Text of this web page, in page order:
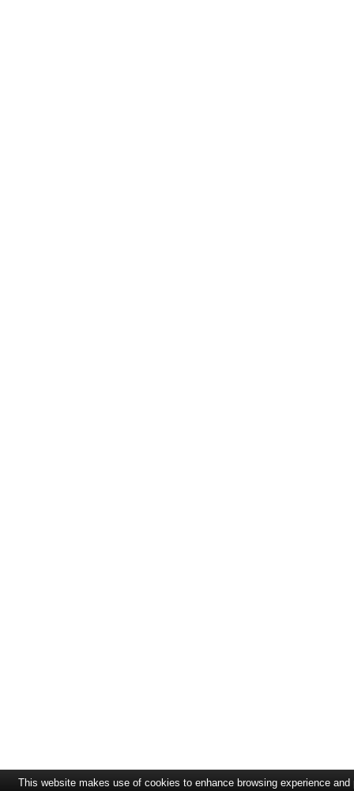
This website makes use of cookies to enhance browsing experience